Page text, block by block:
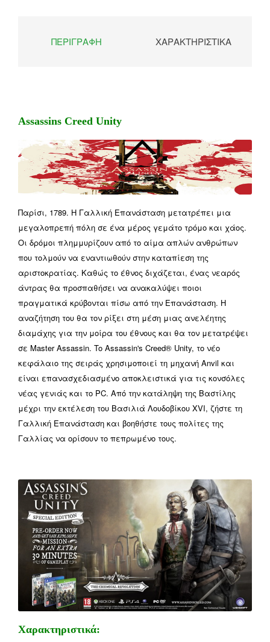
ΠΕΡΙΓΡΑΦΉ ΧΑΡΑΚΤΗΡΙΣΤΙΚΆ
Assassins Creed Unity
Παρίσι, 1789. Η Γαλλική Επανάσταση μετατρέπει μια
μεγαλοπρεπή πόλη σε ένα μέρος γεμάτο τρόμο και χάος.
Οι δρόμοι πλημμυρίζουν από το αίμα απλών ανθρώπων
που τολμούν να εναντιωθούν στην καταπίεση της
αριστοκρατίας. Καθώς το έθνος διχάζεται, ένας νεαρός
άντρας θα προσπαθήσει να ανακαλύψει ποιοι
πραγματικά κρύβονται πίσω από την Επανάσταση. Η
αναζήτηση του θα τον ρίξει στη μέση μιας ανελέητης
διαμάχης για την μοίρα του έθνους και θα τον μετατρέψει
σε Master Assassin. To Assassin's Creed® Unity, το νέο
κεφάλαιο της σειράς χρησιμοποιεί τη μηχανή Anvil και
είναι επανασχεδιασμένο αποκλειστικά για τις κονσόλες
νέας γενιάς και το PC. Από την κατάληψη της Βαστίλης
μέχρι την εκτέλεση του Βασιλιά Λουδοβίκου XVI, ζήστε τη
Γαλλική Επανάσταση και βοηθήστε τους πολίτες της
Γαλλίας να ορίσουν το πεπρωμένο τους.
Χαρακτηριστικά: